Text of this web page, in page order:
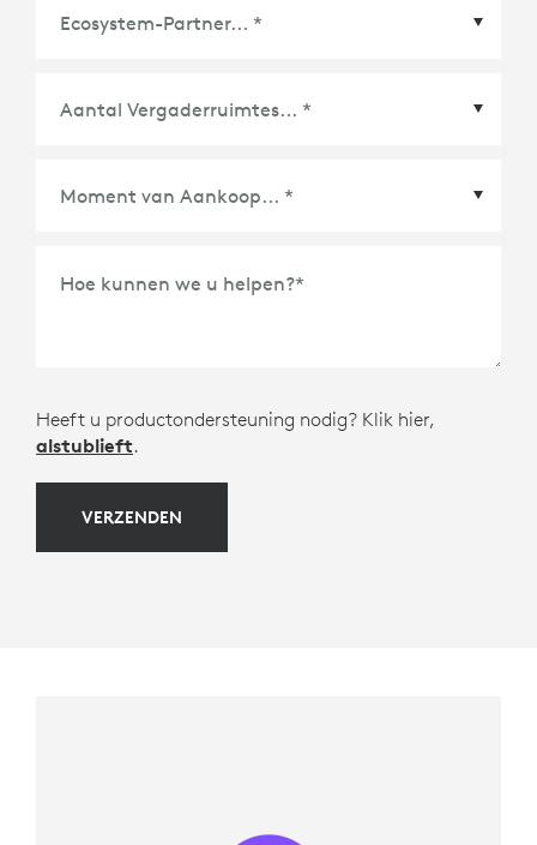
Hoe kunnen we u helpen?*
Heeft u productondersteuning nodig? Klik hier,
alstublieft.
VERZENDEN